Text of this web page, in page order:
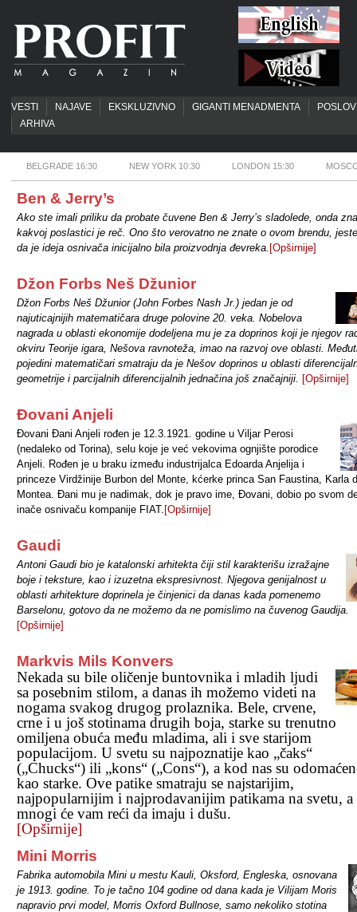
VESTI NAJAVE EKSKLUZIVNO GIGANTI MENADMENTA
ARHIVA
BELGRADE 16:30 NEW YORK 10:30 LONDON 15:30
Ben & Jerry’s
Ako ste imali priliku da probate čuvene Ben & Jerry’s sladolede, onda
kakvoj poslastici je reč. Ono što verovatno ne znate o ovom brendu,
da je ideja osnivača inicijalno bila proizvodnja đevreka. [Opširnije]
Džon Forbs Neš Džunior
Džon Forbs Neš Džunior (John Forbes Nash Jr.) jedan je od
najuticajnijih matematičara druge polovine 20. veka. Nobelova
nagrada u oblasti ekonomije dodeljena mu je za doprinos koji je njegov
okviru Teorije igara, Nešova ravnoteža, imao na razvoj ove oblasti.
pojedini matematičari smatraju da je Nešov doprinos u oblasti
geometrije i parcijalnih diferencijalnih jednačina još značajniji. [Opširnije]
Đovani Anjeli
Đovani Đani Anjeli rođen je 12.3.1921. godine u Viljar Perosi
(nedaleko od Torina), selu koje je već vekovima ognjište porodice
Anjeli. Rođen je u braku između industrijalca Edoarda Anjelija i
princeze Virdžinije Burbon del Monte, kćerke princa San Faustina, Karla
Montea. Đani mu je nadimak, dok je pravo ime, Đovani, dobio po svom
inače osnivaču kompanije FIAT. [Opširnije]
Gaudi
Antoni Gaudi bio je katalonski arhitekta čiji stil karakterišu izražajne
boje i teksture, kao i izuzetna ekspresivnost. Njegova genijalnost u
oblasti arhitekture doprinela je činjenici da danas kada pomenemo
Barselonu, gotovo da ne možemo da ne pomislimo na čuvenog Gaudija.
[Opširnije]
Markvis Mils Konvers
Nekada su bile oličenje buntovnika i mladih ljudi
sa posebnim stilom, a danas ih možemo videti na
nogama svakog drugog prolaznika. Bele, crvene,
crne i u još stotinama drugih boja, starke su trenutno
omiljena obuća među mladima, ali i sve starijom
populacijom. U svetu su najpoznatije kao „čaks“
(„Chucks“) ili „kons“ („Cons“), a kod nas su
kao starke. Ove patike smatraju se najstarijim,
najpopularnijim i najprodavanijim patikama na svetu, a
mnogi će vam reći da imaju i dušu.
[Opširnije]
Mini Morris
Fabrika automobila Mini u mestu Kauli, Oksford, Engleska, osnovana
je 1913. godine. To je tačno 104 godine od dana kada je Vilijam Moris
napravio prvi model, Morris Oxford Bullnose, samo nekoliko stotina